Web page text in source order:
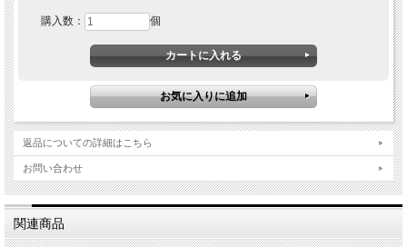
購入数： 個
返品についての詳細はこちら
お問い合わせ
関連商品